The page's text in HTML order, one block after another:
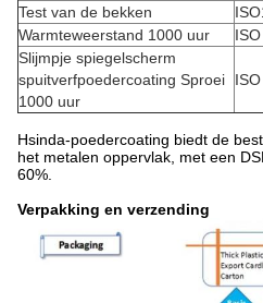
Test van de bekken
Warmteweerstand 1000 uur
Slijmpje spiegelscherm
spuitverfpoedercoating Sproei
1000 uur
Hsinda-poedercoating biedt de
het metalen oppervlak, met een
60%.
Verpakking en verzending